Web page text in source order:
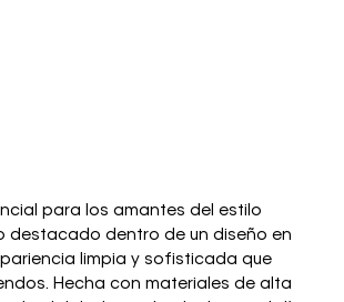
para los amantes del estilo
destacado dentro de un diseño en
limpia y sofisticada que
Hecha con materiales de alta